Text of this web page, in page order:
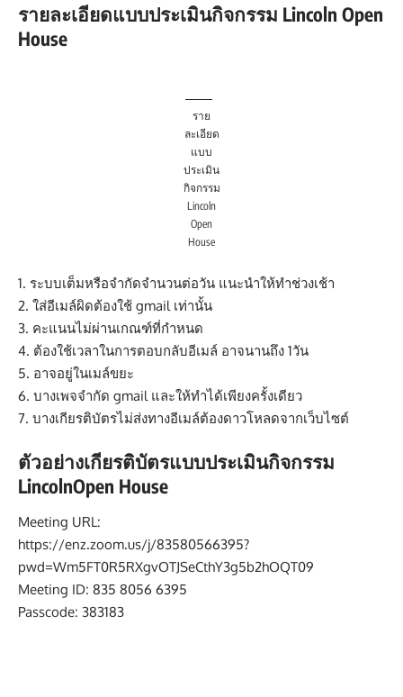
รายละเอียดแบบประเมินกิจกรรม Lincoln Open
House
ราย
ละเอียด
แบบ
ประเมิน
กิจกรรม
Lincoln
Open
House
1. ระบบเต็มหรือจำกัดจำนวนต่อวัน แนะนำให้ทำช่วงเช้า
2. ใส่อีเมล์ผิดต้องใช้ gmail เท่านั้น
3. คะแนนไม่ผ่านเกณฑ์ที่กำหนด
4. ต้องใช้เวลาในการตอบกลับอีเมล์ อาจนานถึง 1วัน
5. อาจอยู่ในเมล์ขยะ
6. บางเพจจำกัด gmail และให้ทำได้เพียงครั้งเดียว
7. บางเกียรติบัตรไม่ส่งทางอีเมล์ต้องดาวโหลดจากเว็บไซต์
ตัวอย่างเกียรติบัตรแบบประเมินกิจกรรม
LincolnOpen House
Meeting URL:
https://enz.zoom.us/j/83580566395?
pwd=Wm5FT0R5RXgvOTJSeCthY3g5b2hOQT09
Meeting ID: 835 8056 6395
Passcode: 383183